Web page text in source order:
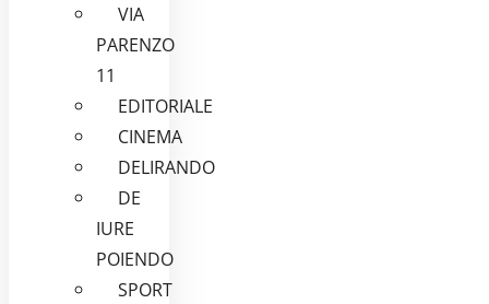
VIA
PARENZO
11
EDITORIALE
CINEMA
DELIRANDO
DE
IURE
POIENDO
SPORT